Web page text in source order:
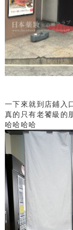
一下來就到店鋪入
真的只有老饕級的
哈哈哈哈